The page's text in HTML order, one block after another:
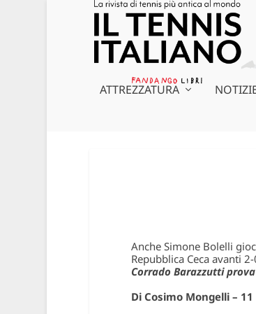
ATTREZZATURA
Anche Simone Bolelli
Repubblica Ceca avanti
Corrado Barazzutti
Di Cosimo Mongelli –